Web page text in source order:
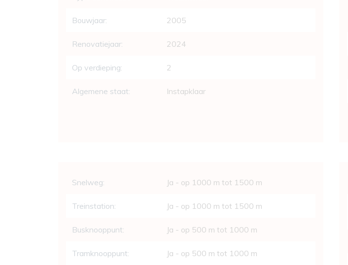
Bouwjaar: 2005
Renovatiejaar: 2024
Op verdieping: 2
Algemene staat: Instapklaar
Comfort
Snelweg: Ja - op 1000 m tot 1500 m
Treinstation: Ja - op 1000 m tot 1500 m
Busknooppunt: Ja - op 500 m tot 1000 m
Tramknooppunt: Ja - op 500 m tot 1000 m